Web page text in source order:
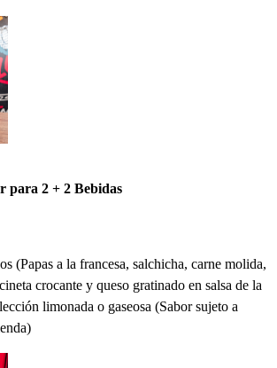
para 2 + 2 Bebidas
(Papas a la francesa, salchicha, carne molida,
crocante y queso gratinado en salsa de la
limonada o gaseosa (Sabor sujeto a